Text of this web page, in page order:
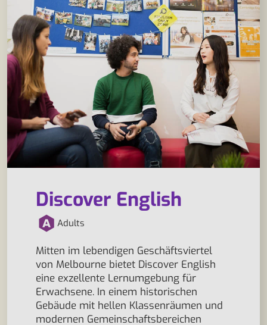
Discover English
Adults
Mitten im lebendigen Geschäftsviertel
von Melbourne bietet Discover English
eine exzellente Lernumgebung für
Erwachsene. In einem historischen
Gebäude mit hellen Klassenräumen und
modernen Gemeinschaftsbereichen